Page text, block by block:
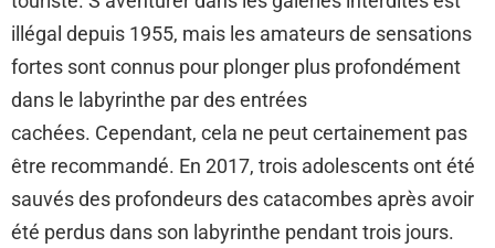
illégal depuis 1955, mais les amateurs de sensations
fortes sont connus pour plonger plus profondément
dans le labyrinthe par des entrées
cachées. Cependant, cela ne peut certainement pas
être recommandé. En 2017, trois adolescents ont été
sauvés des profondeurs des catacombes après avoir
été perdus dans son labyrinthe pendant trois jours.